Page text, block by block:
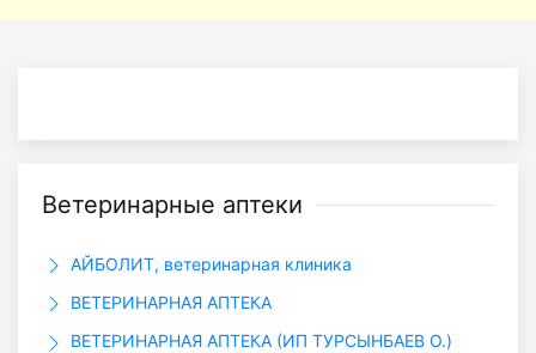
Ветеринарные аптеки
АЙБОЛИТ, ветеринарная клиника
ВЕТЕРИНАРНАЯ АПТЕКА
ВЕТЕРИНАРНАЯ АПТЕКА (ИП ТУРСЫНБАЕВ О.)